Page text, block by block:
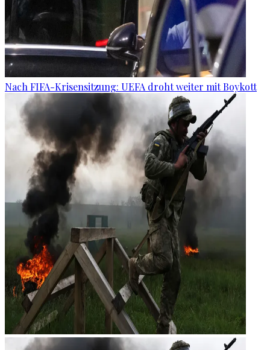
Nach FIFA-Krisensitzung: UEFA droht weiter mit Boykott